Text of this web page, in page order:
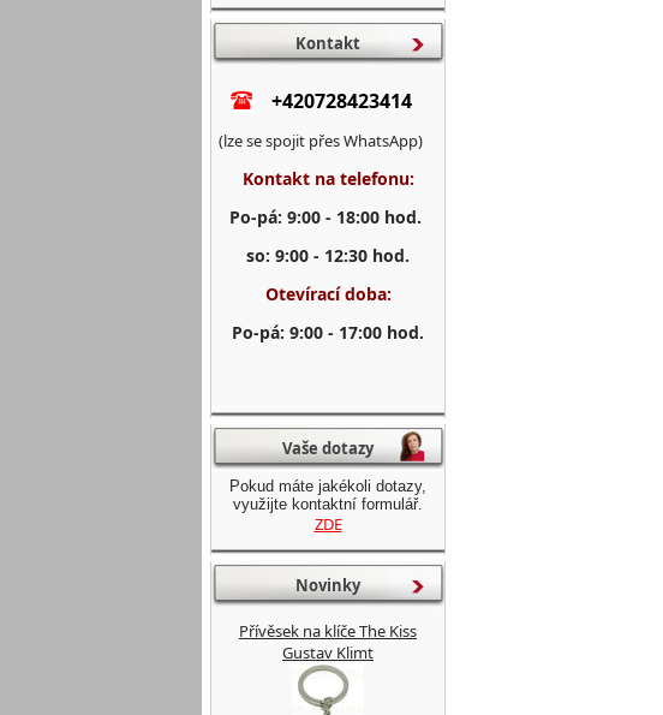
Kontakt
+420728423414
(lze se spojit přes WhatsApp)
Kontakt na telefonu:
Po-pá: 9:00 - 18:00 hod.
so: 9:00 - 12:30 hod.
Otevírací doba:
Po-pá: 9:00 - 17:00 hod.
Vaše dotazy
Pokud máte jakékoli dotazy,
využijte kontaktní formulář.
ZDE
Novinky
Přívěsek na klíče The Kiss
Gustav Klimt